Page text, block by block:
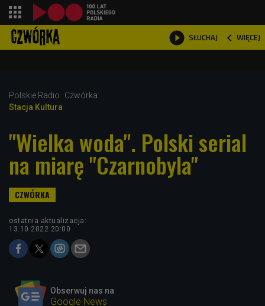
 SŁUCHAJ  WIĘCEJ

Polskie Radio
Czwórka
Stacja Kultura
"Wielka woda". Polski serial
na miarę "Czarnobyla"
ostatnia aktualizacja:
13.10.2022 20:00
Obserwuj nas na
Google News